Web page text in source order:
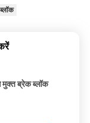
मुक्त ब्रेक ब्लॉक